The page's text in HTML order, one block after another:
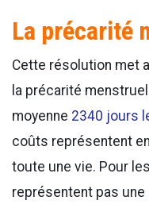
La précarité
Cette résolution met
la précarité
moyenne 2340 jours
coûts représentent
toute une vie. Pour
représentent pas